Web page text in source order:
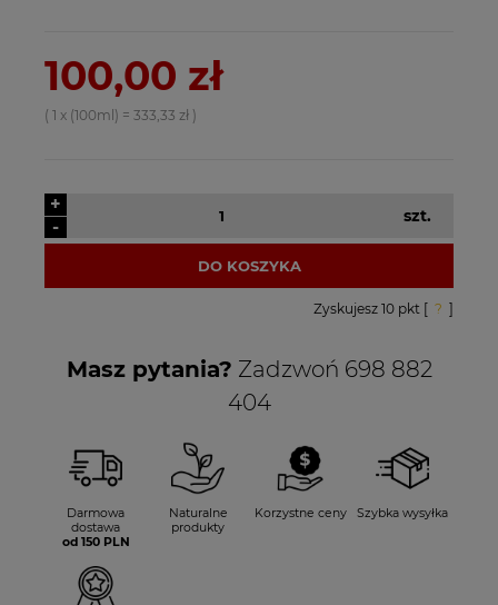
100,00 zł
( 1 x (100ml) = 333,33 zł )
-
+
szt.
DO KOSZYKA
Zyskujesz 10 pkt [ ? ]
Masz pytania? Zadzwoń 698 882
404
Darmowa
dostawa
od 150 PLN
Naturalne
produkty
Korzystne ceny Szybka wysyłka